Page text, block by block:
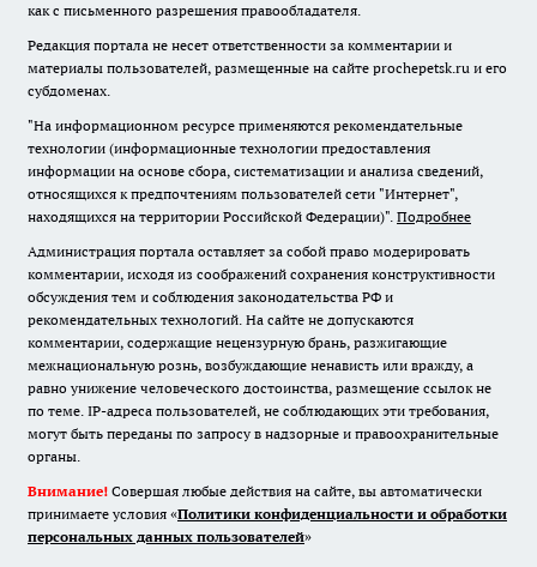
как с письменного разрешения правообладателя.
Редакция портала не несет ответственности за комментарии и
материалы пользователей, размещенные на сайте prochepetsk.ru и его
субдоменах.
"На информационном ресурсе применяются рекомендательные
технологии (информационные технологии предоставления
информации на основе сбора, систематизации и анализа сведений,
относящихся к предпочтениям пользователей сети "Интернет",
находящихся на территории Российской Федерации)". Подробнее
Администрация портала оставляет за собой право модерировать
комментарии, исходя из соображений сохранения конструктивности
обсуждения тем и соблюдения законодательства РФ и
рекомендательных технологий. На сайте не допускаются
комментарии, содержащие нецензурную брань, разжигающие
межнациональную рознь, возбуждающие ненависть или вражду, а
равно унижение человеческого достоинства, размещение ссылок не
по теме. IP-адреса пользователей, не соблюдающих эти требования,
могут быть переданы по запросу в надзорные и правоохранительные
органы.
Внимание! Совершая любые действия на сайте, вы автоматически
принимаете условия «Политики конфиденциальности и обработки
персональных данных пользователей»